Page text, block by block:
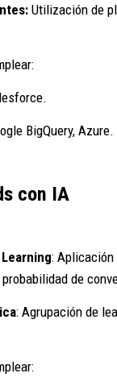
Utilización de
BigQuery, Azure.
con IA
:
de
: Agrupación de